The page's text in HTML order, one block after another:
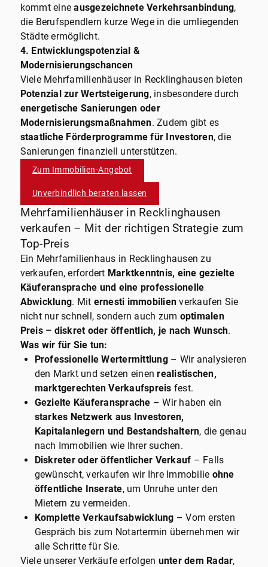
kommt eineausgezeichnete Verkehrsanbindung,
die Berufspendlern kurze Wege in die umliegenden
Städte ermöglicht.
4. Entwicklungspotenzial &
Modernisierungschancen
Viele Mehrfamilienhäuser in Recklinghausen bieten
Potenzial zur Wertsteigerung, insbesondere durch
energetische Sanierungen oder
Modernisierungsmaßnahmen. Zudem gibt es
staatliche Förderprogramme für Investoren, die
Sanierungen finanziell unterstützen.
Zum Immobilien-Angebot
Unverbindlich beraten lassen
Mehrfamilienhäuser in Recklinghausen
verkaufen – Mit der richtigen Strategie zum
Top-Preis
Ein Mehrfamilienhaus in Recklinghausen zu
verkaufen, erfordert Marktkenntnis, eine gezielte
Käuferansprache und eine professionelle
Abwicklung. Mit ernesti immobilien verkaufen Sie
nicht nur schnell, sondern auch zum optimalen
Preis – diskret oder öffentlich, je nach Wunsch.
Was wir für Sie tun:
Professionelle Wertermittlung– Wir analysieren
den Markt und setzen einenrealistischen,
marktgerechten Verkaufspreis fest.
Gezielte Käuferansprache – Wir haben ein
starkes Netzwerk aus Investoren,
Kapitalanlegern und Bestandshaltern, die genau
nach Immobilien wie Ihrer suchen.
Diskreter oder öffentlicher Verkauf – Falls
gewünscht, verkaufen wir Ihre Immobilie ohne
öffentliche Inserate, um Unruhe unter den
Mietern zu vermeiden.
Komplette Verkaufsabwicklung – Vom ersten
Gespräch bis zum Notartermin übernehmen wir
alle Schritte für Sie.
Viele unserer Verkäufe erfolgen unter dem Radar,